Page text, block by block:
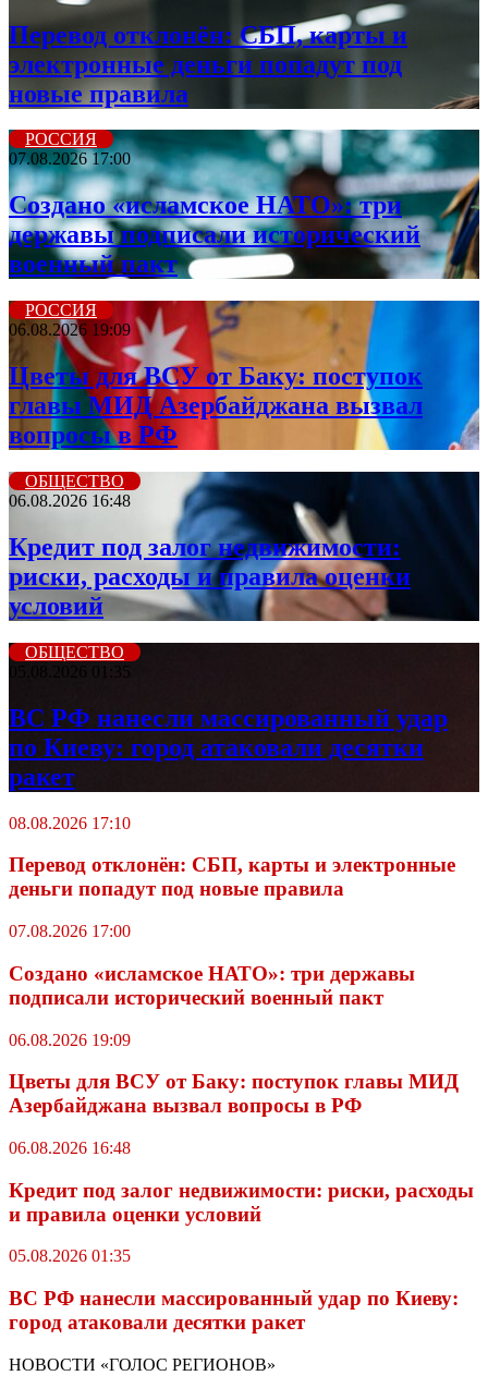
Перевод отклонён: СБП, карты и
электронные деньги попадут под
новые правила
РОССИЯ
07.08.2026 17:00
Создано «исламское НАТО»: три
державы подписали исторический
военный пакт
РОССИЯ
06.08.2026 19:09
Цветы для ВСУ от Баку: поступок
главы МИД Азербайджана вызвал
вопросы в РФ
ОБЩЕСТВО
06.08.2026 16:48
Кредит под залог недвижимости:
риски, расходы и правила оценки
условий
ОБЩЕСТВО
05.08.2026 01:35
ВС РФ нанесли массированный удар
по Киеву: город атаковали десятки
ракет
08.08.2026 17:10
Перевод отклонён: СБП, карты и электронные
деньги попадут под новые правила
07.08.2026 17:00
Создано «исламское НАТО»: три державы
подписали исторический военный пакт
06.08.2026 19:09
Цветы для ВСУ от Баку: поступок главы МИД
Азербайджана вызвал вопросы в РФ
06.08.2026 16:48
Кредит под залог недвижимости: риски, расходы
и правила оценки условий
05.08.2026 01:35
ВС РФ нанесли массированный удар по Киеву:
город атаковали десятки ракет
НОВОСТИ «ГОЛОС РЕГИОНОВ»